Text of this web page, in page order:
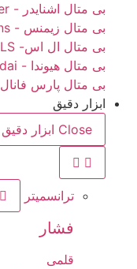
بی متال اشنایدر - Schneider
بی متال زیمنس - Siemens
بی متال ال اس- LS
بی متال هیوندا - Hyundai
بی متال پارس فانال
ابزار دقیق
Close ابزار دقیق
ترانسمیتر
فشار
قلمی